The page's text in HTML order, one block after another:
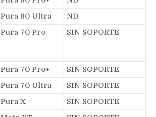
Pura 80 Ultra
ND
Pura 70 Pro SIN SOPORTE
Pura 70 Pro+
SIN SOPORTE
Pura 70 Ultra
SIN SOPORTE
Pura X
SIN SOPORTE